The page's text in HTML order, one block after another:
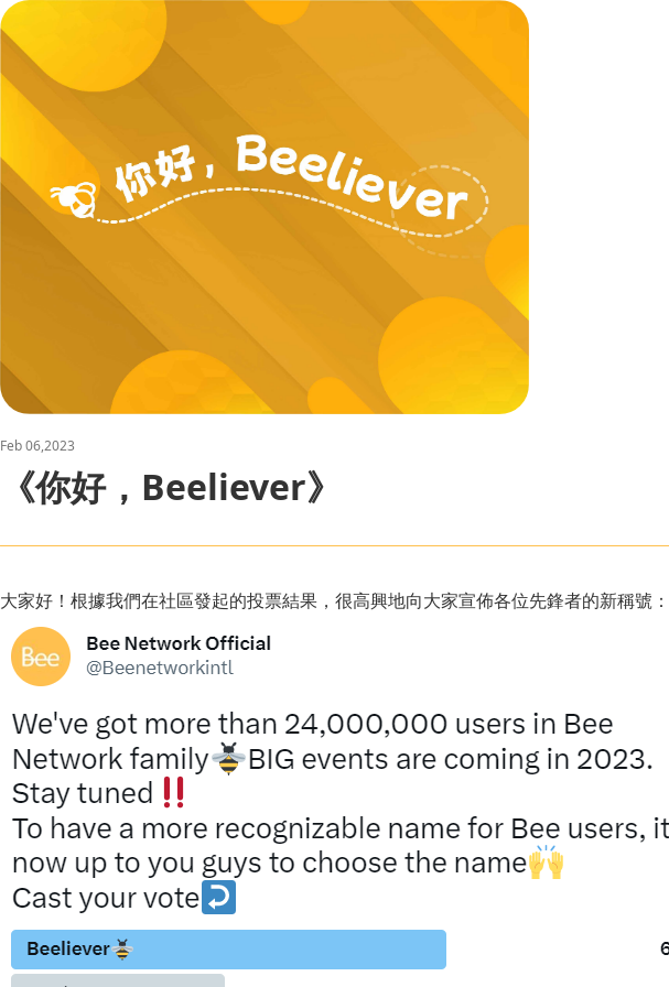
Feb 06,2023
《你好，Beeliever》
大家好！根據我們在社區發起的投票結果，很高興地向大家宣佈各位先鋒者的新稱號